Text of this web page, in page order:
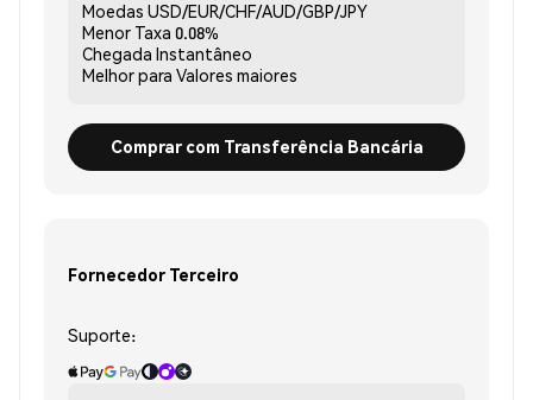
Moedas USD/EUR/CHF/AUD/GBP/JPY
Menor Taxa 0.08%
Chegada Instantâneo
Melhor para Valores maiores
Comprar com Transferência Bancária
Fornecedor Terceiro
Suporte: